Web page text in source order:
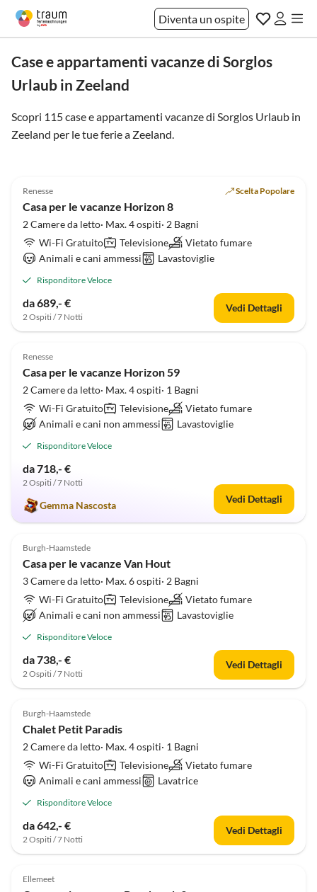
Diventa un ospite
Case e appartamenti vacanze di Sorglos
Urlaub in Zeeland
Scopri 115 case e appartamenti vacanze di Sorglos Urlaub in
Zeeland per le tue ferie a Zeeland.
Renesse Scelta Popolare
Casa per le vacanze Horizon 8
2 Camere da letto· Max. 4 ospiti· 2 Bagni
Wi-Fi Gratuito
Televisione
Vietato fumare
Animali e cani ammessi
Lavastoviglie
Risponditore Veloce
da 689,- €
2 Ospiti / 7 Notti
Vedi Dettagli
4.9 (4)
Renesse
Casa per le vacanze Horizon 59
2 Camere da letto· Max. 4 ospiti· 1 Bagni
Wi-Fi Gratuito
Televisione
Vietato fumare
Animali e cani non ammessi
Lavastoviglie
Risponditore Veloce
da 718,- €
2 Ospiti / 7 Notti
Gemma Nascosta
Vedi Dettagli
5.0 (2)
Burgh-Haamstede
Casa per le vacanze Van Hout
3 Camere da letto· Max. 6 ospiti· 2 Bagni
Wi-Fi Gratuito
Televisione
Vietato fumare
Animali e cani non ammessi
Lavastoviglie
Risponditore Veloce
da 738,- €
2 Ospiti / 7 Notti
Vedi Dettagli
4.8 (2)
Burgh-Haamstede
Chalet Petit Paradis
2 Camere da letto· Max. 4 ospiti· 1 Bagni
Wi-Fi Gratuito
Televisione
Vietato fumare
Animali e cani ammessi
Lavatrice
Risponditore Veloce
da 642,- €
2 Ospiti / 7 Notti
Vedi Dettagli
5.0 (1)
Ellemeet